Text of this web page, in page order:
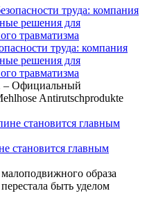
труда: компания
решения для
травматизма
– Официальный
Antirutschprodukte
становится главным
образа
быть уделом